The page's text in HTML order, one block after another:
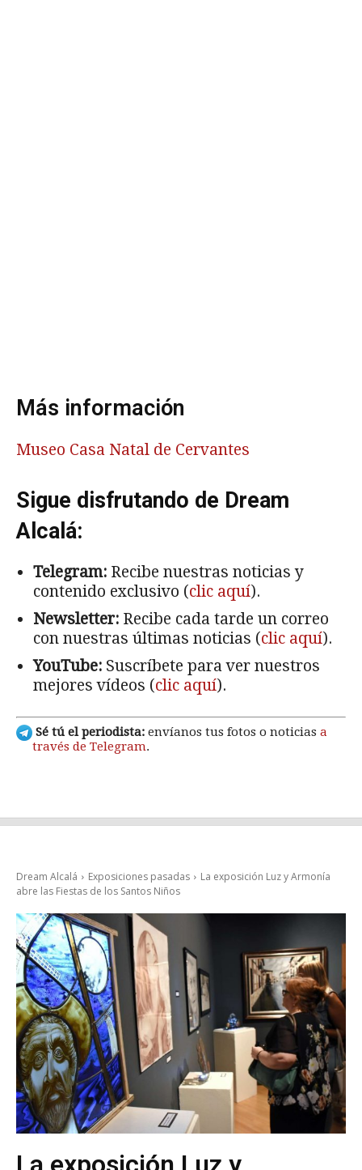
Más información
Museo Casa Natal de Cervantes
Sigue disfrutando de Dream
Alcalá:
Telegram: Recibe nuestras noticias y
contenido exclusivo (clic aquí).
Newsletter: Recibe cada tarde un correo
con nuestras últimas noticias (clic aquí).
YouTube: Suscríbete para ver nuestros
mejores vídeos (clic aquí).
Sé tú el periodista: envíanos tus fotos o noticias a
través de Telegram.